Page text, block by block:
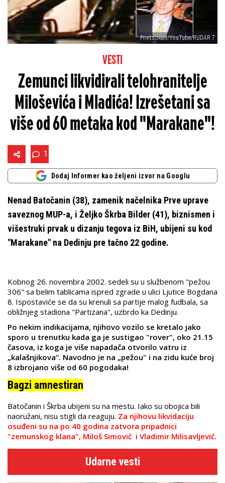
Printscreen/YouTube/RUDAR 7
VESTI
Zemunci likvidirali telohranitelje
Miloševića i Mladića! Izrešetani sa
više od 60 metaka kod "Marakane"!
1
Dodaj Informer kao željeni izvor na Googlu
Nenad Batočanin (38), zamenik načelnika Prve uprave
saveznog MUP-a, i Željko Škrba Bilder (41), biznismen i
višestruki prvak u dizanju tegova iz BiH, ubijeni su kod
"Marakane" na Dedinju pre tačno 22 godine.
Kobnog 26. novembra 2002. sedeli su u službenom "pežou
306" sa belim tablicama ispred zgrade u ulici Ljutice Bogdana
8. Ispostaviće se da su krenuli sa partije malog fudbala, sa
obližnjeg stadiona "Partizana", uzbrdo ka Dedinju.
Po nekim indikacijama, njihovo vozilo se kretalo jako
sporo u trenutku kada ga je sustigao "rover", oko 21.15
časova, iz koga je više napadača otvorilo vatru iz
„kalašnjikova“. Navodno je na „pežou" i na zidu kuće broj
8 izbrojano više od 60 pogodaka!
Bagzi amnestiran
Batočanin i Škrba ubijeni su na mestu. Iako su obojica bili
naoružani, nisu stigli da reaguju. Za njihovu likvidaciju
osuđeni su na po 40 godina zatvora pripadnici
"zemunskog klana", Miloš Simović i Vladimir Milisavljević.
Udarne vesti